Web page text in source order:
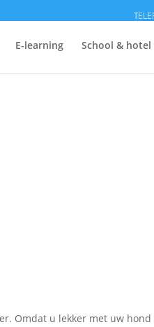
E-learning School & hotel
Omdat u lekker met uw hond